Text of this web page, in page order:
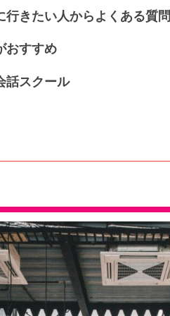
きたい人からよくある質問
おすすめ
話スクール